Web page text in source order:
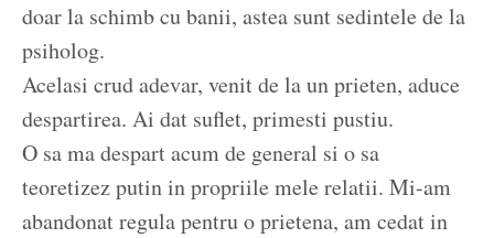
doar la schimb cu banii, astea sunt sedintele de la
psiholog.
Acelasi crud adevar, venit de la un prieten, aduce
despartirea. Ai dat suflet, primesti pustiu.
O sa ma despart acum de general si o sa
teoretizez putin in propriile mele relatii. Mi-am
abandonat regula pentru o prietena, am cedat in